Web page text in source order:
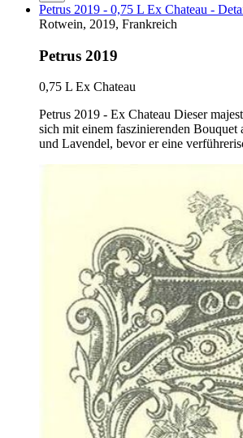
Petrus 2019 - 0,75 L Ex Chateau -
Rotwein, 2019, Frankreich
Petrus 2019
0,75 L Ex Chateau
Petrus 2019 - Ex Chateau Dieser
sich mit einem faszinierenden Bouquet
und Lavendel, bevor er eine